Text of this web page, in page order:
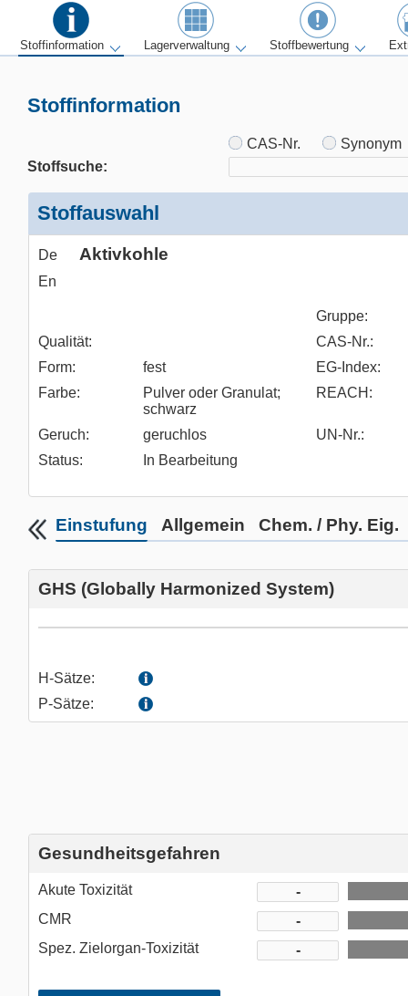
Stoffinformation Lagerverwaltung Stoffbewertung
Stoffinformation
CAS-Nr.
Synonym
Stoffsuche:
Stoffauswahl
De Aktivkohle
En
Gruppe:
Qualität:
CAS-Nr.:
Form:
fest
EG-Index:
Farbe:
Pulver oder Granulat;
schwarz
REACH:
Geruch: geruchlos
UN-Nr.:
Status:
In Bearbeitung
Einstufung Allgemein Chem. / Phy. Eig.
GHS (Globally Harmonized System)
H-Sätze:
P-Sätze:
Gesundheitsgefahren
Akute Toxizität
CMR
Spez. Zielorgan-Toxizität